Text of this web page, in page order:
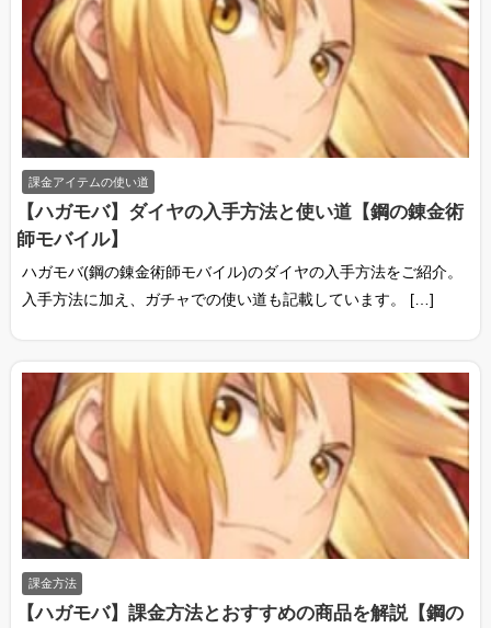
ュー
課金アイテムの使い道
【ハガモバ】ダイヤの入手方法と使い道【鋼の錬金術
師モバイル】
ハガモバ(鋼の錬金術師モバイル)のダイヤの入手方法をご紹介。
入手方法に加え、ガチャでの使い道も記載しています。 […]
課金方法
【ハガモバ】課金方法とおすすめの商品を解説【鋼の